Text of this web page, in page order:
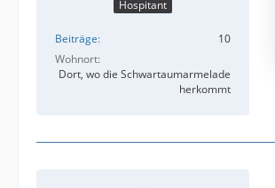
Hospitant
Beiträge
10
Wohnort
Dort, wo die Schwartaumarmelade
herkommt